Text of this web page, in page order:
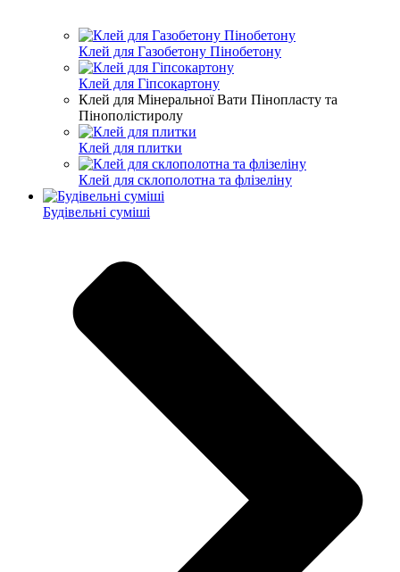
Клей для Газобетону Пінобетону
Клей для Гіпсокартону
Клей для Мінеральної Вати Пінопласту та
Пінополістиролу
Клей для плитки
Клей для склополотна та флізеліну
Будівельні суміші